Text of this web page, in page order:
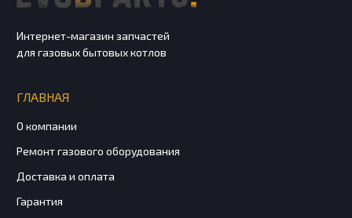
Интернет-магазин запчастей
для газовых бытовых котлов
ГЛАВНАЯ
О компании
Ремонт газового оборудования
Доставка и оплата
Гарантия